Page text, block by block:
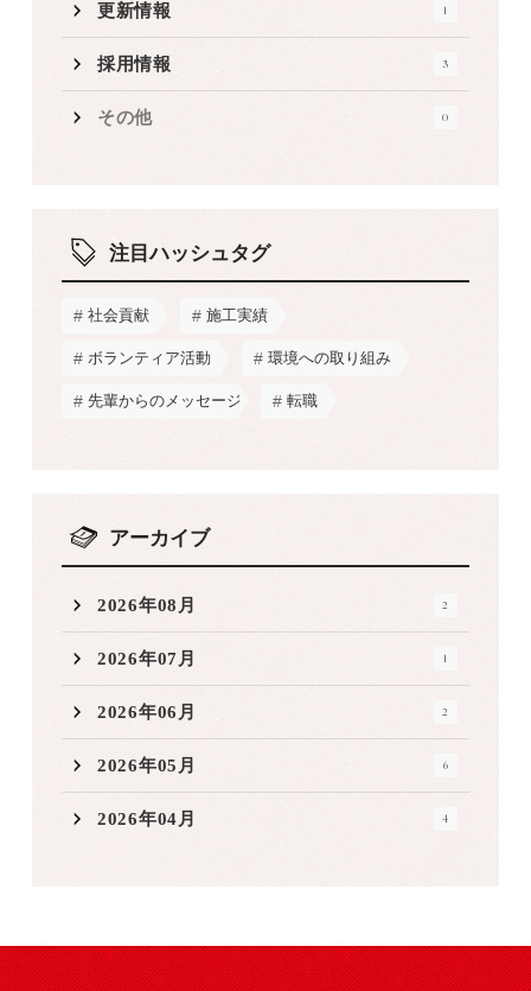
更新情報 1
採用情報 3
その他 0
注目ハッシュタグ
社会貢献 施工実績
ボランティア活動 環境への取り組み
先輩からのメッセージ 転職
アーカイブ
2026年08月 2
2026年07月 1
2026年06月 2
2026年05月 6
2026年04月 4